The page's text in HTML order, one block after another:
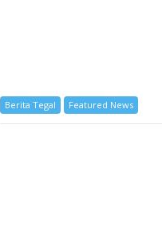
Berita Tegal Featured News